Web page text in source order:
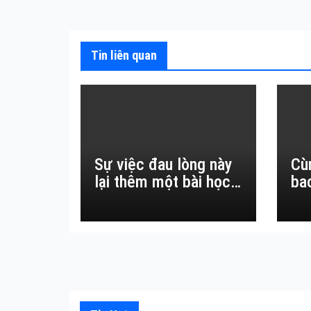
Tin liên quan
Sự việc đau lòng này
lại thêm một bài học
thường.